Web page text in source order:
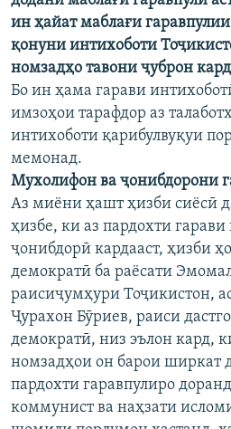
ин ҳайат маблағи
қонуни интихоботи
номзадҳо тавони ҷуброн
Бо ин ҳама гарави
имзоҳои тарафдор аз
интихоботи қарибулвуқуи
мемонад.
Мухолифон ва ҷонибдорони
Аз миёни ҳашт ҳизби сиёсӣ
ҳизбе, ки аз пардохти
ҷонибдорӣ кардааст, ҳизби
демократӣ ба раёсати
раисиҷумҳури Тоҷикистон,
Ҷурахон Бӯриев, раиси
демократӣ, низ эълон кард,
номзадҳои он барои ширкат
пардохти гаравпулиро
коммунист ва наҳзати